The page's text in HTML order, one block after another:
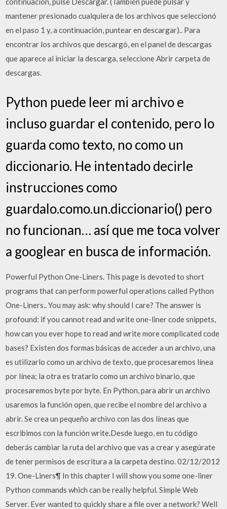
mantener presionado cualquiera de los archivos que seleccionó
en el paso 1 y, a continuación, puntear en descargar).. Para
encontrar los archivos que descargó, en el panel de descargas
que aparece al iniciar la descarga, seleccione Abrir carpeta de
descargas.
Python puede leer mi archivo e
incluso guardar el contenido, pero lo
guarda como texto, no como un
diccionario. He intentado decirle
instrucciones como
guardalo.como.un.diccionario() pero
no funcionan… así que me toca volver
a googlear en busca de información.
Powerful Python One-Liners. This page is devoted to short
programs that can perform powerful operations called Python
One-Liners.. You may ask: why should I care? The answer is
profound: if you cannot read and write one-liner code snippets,
how can you ever hope to read and write more complicated code
bases? Existen dos formas básicas de acceder a un archivo, una
es utilizarlo como un archivo de texto, que procesaremos línea
por línea; la otra es tratarlo como un archivo binario, que
procesaremos byte por byte. En Python, para abrir un archivo
usaremos la función open, que recibe el nombre del archivo a
abrir. Se crea un pequeño archivo con las dos líneas que
escribimos con la función write.Desde luego, en tu código
deberás cambiar la ruta del archivo que vas a crear y asegúrate
de tener permisos de escritura a la carpeta destino. 02/12/2012
19. One-Liners¶ In this chapter I will show you some one-liner
Python commands which can be really helpful. Simple Web
Server. Ever wanted to quickly share a file over a network? Well